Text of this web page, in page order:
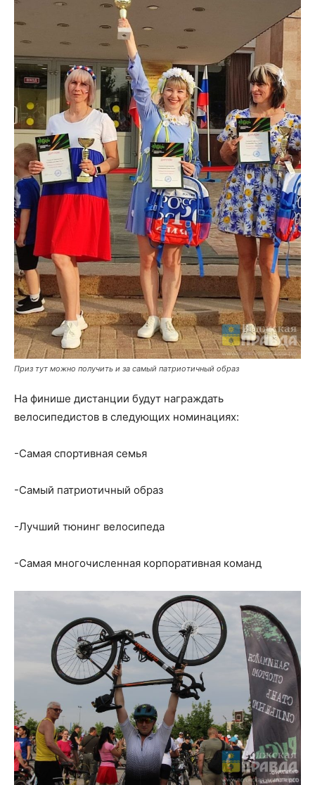
Приз тут можно получить и за самый патриотичный образ
На финише дистанции будут награждать
велосипедистов в следующих номинациях:
-Самая спортивная семья
-Самый патриотичный образ
-Лучший тюнинг велосипеда
-Самая многочисленная корпоративная команд